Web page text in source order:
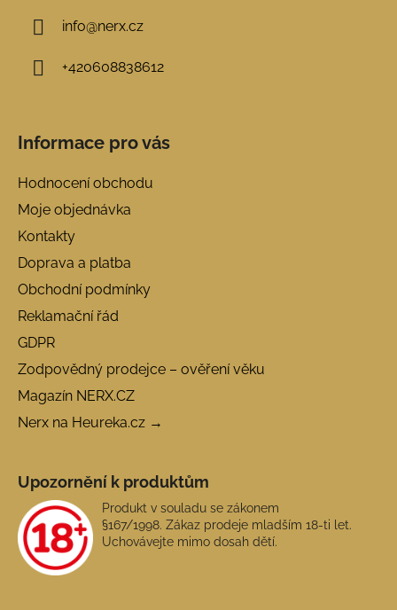
info@nerx.cz
+420608838612
Informace pro vás
Hodnocení obchodu
Moje objednávka
Kontakty
Doprava a platba
Obchodní podmínky
Reklamační řád
GDPR
Zodpovědný prodejce – ověření věku
Magazín NERX.CZ
Nerx na Heureka.cz →
Upozornění k produktům
Produkt v souladu se zákonem
§167/1998. Zákaz prodeje mladším 18-ti let.
Uchovávejte mimo dosah dětí.